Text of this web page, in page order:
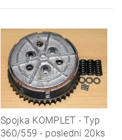
Spojka KOMPLET - Typ
360/559 - poslední 20ks